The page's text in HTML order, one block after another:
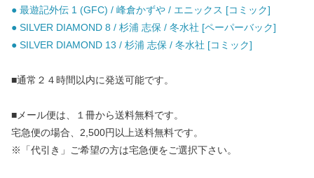
● 最遊記外伝 1 (GFC) / 峰倉かずや / エニックス [コミック]
● SILVER DIAMOND 8 / 杉浦 志保 / 冬水社 [ペーパーバック]
● SILVER DIAMOND 13 / 杉浦 志保 / 冬水社 [コミック]
■通常２４時間以内に発送可能です。
■メール便は、１冊から送料無料です。
宅急便の場合、2,500円以上送料無料です。
※「代引き」ご希望の方は宅急便をご選択下さい。